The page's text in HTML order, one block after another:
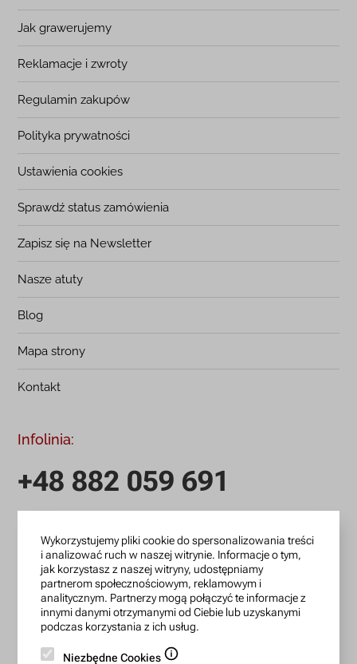
Jak grawerujemy
Reklamacje i zwroty
Regulamin zakupów
Polityka prywatności
Ustawienia cookies
Sprawdź status zamówienia
Zapisz się na Newsletter
Nasze atuty
Blog
Mapa strony
Kontakt
Infolinia:
+48 882 059 691
zamowienia@lanotti.com
Pisząc w sprawie swojego zamówienia podaj w tytule
wiadomości numer, który otrzymałeś w potwierdzeniu.
Konto bankowe:
Wykorzystujemy pliki cookie do spersonalizowania treści
i analizować ruch w naszej witrynie. Informacje o tym,
jak korzystasz z naszej witryny, udostępniamy
partnerom społecznościowym, reklamowym i
analitycznym. Partnerzy mogą połączyć te informacje z
innymi danymi otrzymanymi od Ciebie lub uzyskanymi
podczas korzystania z ich usług.
Niezbędne Cookies